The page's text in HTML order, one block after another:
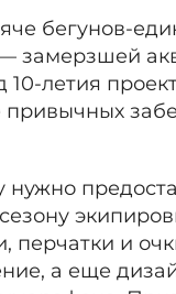
бегунов-
замерзшей
летия
перчатки и
а еще